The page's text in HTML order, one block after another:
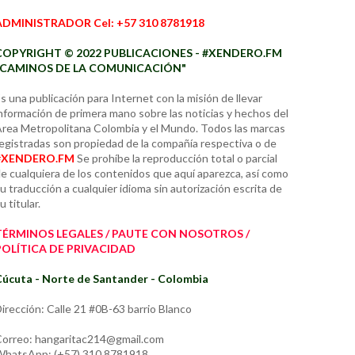
Cel: +57 310 8781918
© 2022 PUBLICACIONES - #XENDERO.FM
DE LA COMUNICACIÓN"
una publicación para Internet con la misión de llevar
de primera mano sobre las noticias y hechos del
Metropolitana Colombia y el Mundo. Todos las marcas
son propiedad de la compañía respectiva o de
Se prohíbe la reproducción total o parcial
cualquiera de los contenidos que aquí aparezca, así como
traducción a cualquier idioma sin autorización escrita de
titular.
LEGALES / PAUTE CON NOSOTROS /
DE PRIVACIDAD
- Norte de Santander - Colombia
Calle 21 #0B-63 barrio Blanco
hangaritac214@gmail.com